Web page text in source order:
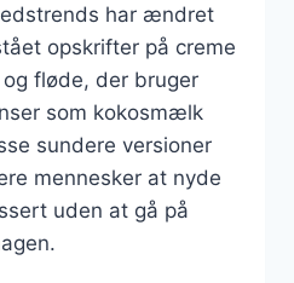
har ændret
opskrifter på creme
fløde, der bruger
som kokosmælk
sundere versioner
mennesker at nyde
uden at gå på